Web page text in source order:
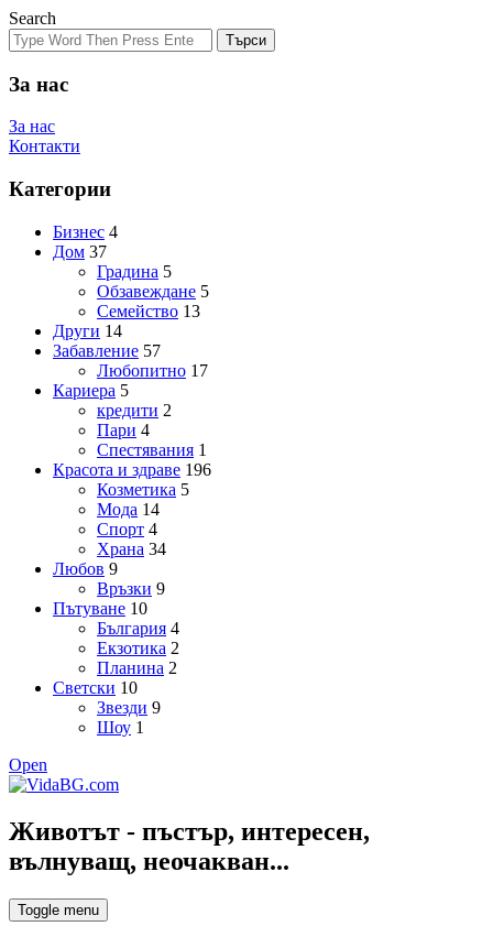
Search
Търси
За нас
За нас
Контакти
Категории
Бизнес 4
Дом 37
Градина 5
Обзавеждане 5
Семейство 13
Други 14
Забавление 57
Любопитно 17
Кариера 5
кредити 2
Пари 4
Спестявания 1
Красота и здраве 196
Козметика 5
Мода 14
Спорт 4
Храна 34
Любов 9
Връзки 9
Пътуване 10
България 4
Екзотика 2
Планина 2
Светски 10
Звезди 9
Шоу 1
Open
Животът - пъстър, интересен,
вълнуващ, неочакван...
Toggle menu